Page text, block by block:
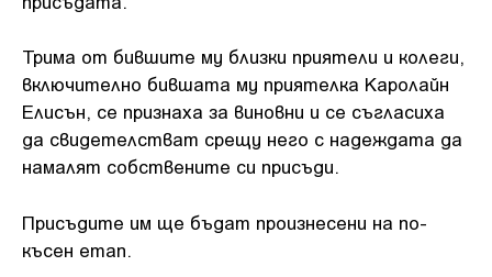
Трима от бившите му близки приятели и колеги,
включително бившата му приятелка Каролайн
Елисън, се признаха за виновни и се съгласиха
да свидетелстват срещу него с надеждата да
намалят собствените си присъди.
Присъдите им ще бъдат произнесени на по-
късен етап.